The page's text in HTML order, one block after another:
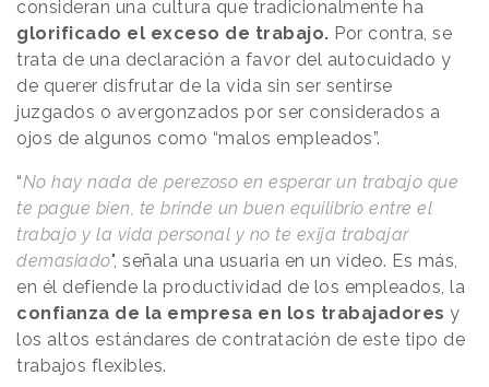
consideran una cultura que tradicionalmente ha
glorificado el exceso de trabajo. Por contra, se
trata de una declaración a favor del autocuidado y
de querer disfrutar de la vida sin ser sentirse
juzgados o avergonzados por ser considerados a
ojos de algunos como “malos empleados”.
“No hay nada de perezoso en esperar un trabajo que
te pague bien, te brinde un buen equilibrio entre el
trabajo y la vida personal y no te exija trabajar
demasiado", señala una usuaria en un vídeo. Es más,
en él defiende la productividad de los empleados, la
confianza de la empresa en los trabajadores y
los altos estándares de contratación de este tipo de
trabajos flexibles.